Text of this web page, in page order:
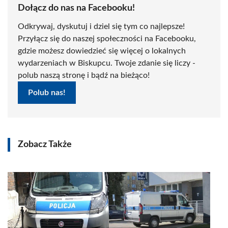
Dołącz do nas na Facebooku!
Odkrywaj, dyskutuj i dziel się tym co najlepsze!
Przyłącz się do naszej społeczności na Facebooku,
gdzie możesz dowiedzieć się więcej o lokalnych
wydarzeniach w Biskupcu. Twoje zdanie się liczy -
polub naszą stronę i bądź na bieżąco!
Polub nas!
Zobacz Także